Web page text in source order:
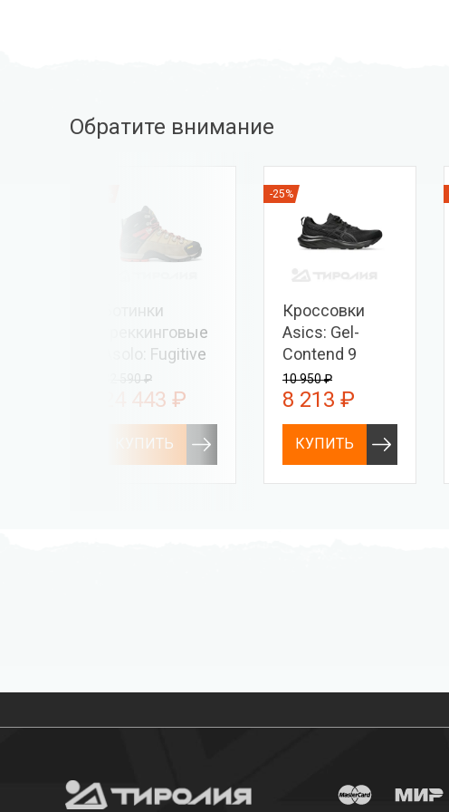
Обратите внимание
Ботинки
треккинговые
Asolo: Fugitive
GTX MM
32 590 ₽
24 443 ₽
КУПИТЬ
-25%
Кроссовки
Asics: Gel-
Contend 9
10 950 ₽
8 213 ₽
КУПИТЬ